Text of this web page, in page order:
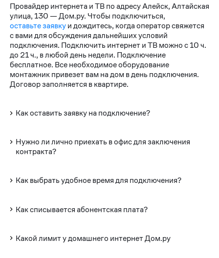
Провайдер интернета и ТВ по адресу Алейск, Алтайская
улица, 130 — Дом.ру. Чтобы подключиться,
оставьте заявкуи дождитесь, когда оператор свяжется
с вами для обсуждения дальнейших условий
подключения. Подключить интернет и ТВ можно с 10 ч.
до 21 ч., в любой день недели. Подключение
бесплатное. Все необходимое оборудование
монтажник привезет вам на дом в день подключения.
Договор заполняется в квартире.
Как оставить заявку на подключение?
Нужно ли лично приехать в офис для заключения
контракта?
Как выбрать удобное время для подключения?
Как списывается абонентская плата?
Какой лимит у домашнего интернет Дом.ру